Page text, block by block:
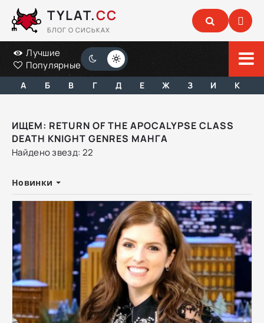
TYLAT.CC
БЛОГ О СИСЬКАХ
Лучшие
Популярные
А Б В Г Д Е Ж З И К
ИЩЕМ: RETURN OF THE APOCALYPSE CLASS
DEATH KNIGHT GENRES МАНГА
Найдено звезд: 22
Новинки